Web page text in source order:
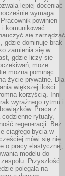
lepiej doceniać
wymaga
powinien
i komunikować
się zarządzać
gdzie dominuje brak
zamienia się w
gdzie liczy się
może
można pominąć
życie prywatne. Dla
większej ilości
korzyścią. Inni
wyraźnego rytmu i
Praca z
rytuały,
regeneracji. Bez
ciągłego bycia w
mówi się nie
o pracy elastycznej,
modelu do
Przyszłość
polegała na